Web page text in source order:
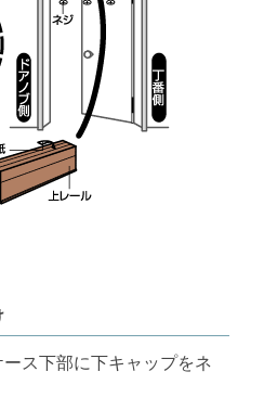
ス下部に下キャップをネ